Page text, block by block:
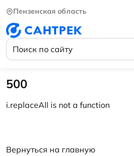
Пензенская область
500
i.replaceAll is not a function
Вернуться на главную